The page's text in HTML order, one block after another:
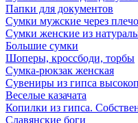
Папки для документов
Сумки мужские через
Сумки женские из
Большие сумки
Шоперы, кроссбоди, торбы
Сумка-рюкзак женская
Сувениры из гипса
Веселые казачата
Копилки из гипса.
Славянские боги